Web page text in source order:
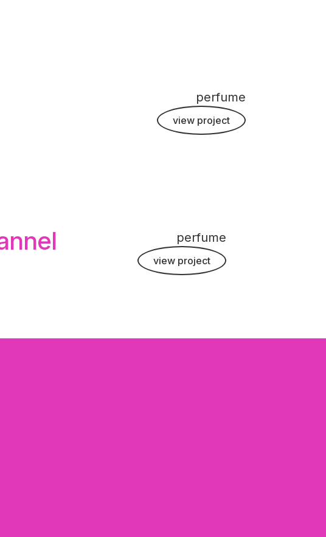
perfume
view project
perfume
view project